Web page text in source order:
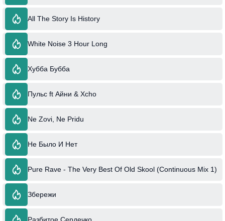
All The Story Is History
White Noise 3 Hour Long
Хубба Бубба
Пульс ft Айни & Xcho
Ne Zovi, Ne Pridu
Не Было И Нет
Pure Rave - The Very Best Of Old Skool (Continuous Mix 1)
Збережи